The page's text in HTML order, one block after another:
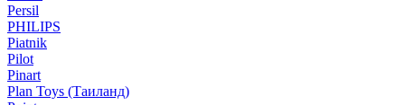
Persil
PHILIPS
Piatnik
Pilot
Pinart
Plan Toys (Таиланд)